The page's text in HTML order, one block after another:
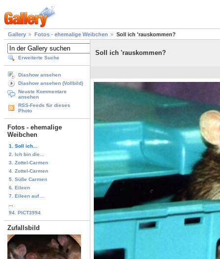
Gallery Fotos - ehemalige Weibchen Soll ich 'rauskommen?
Erweiterte Suche
Diashow ansehen
Diashow ansehen (Vollbild)
Neuste Kommentare
ansehen
RSS-Feeds für dieses
Photo
Fotos - ehemalige
Weibchen
1. Soll ich...
2. Ich bin die...
3. Zottel-Carmen
4. Zottel-Carmen
5. Süße Carmen
6. Eileen
7. Eileen auf ...
94. PICT3994
Zufallsbild
Soll ich 'rauskommen?